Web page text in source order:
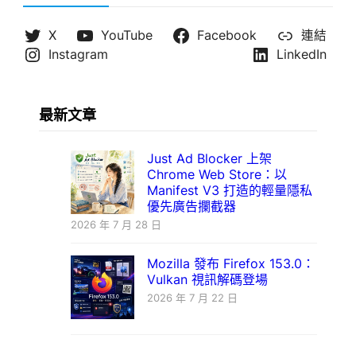
X YouTube Facebook
連結
Instagram
LinkedIn
最新文章
Just Ad Blocker 上架
Chrome Web Store：以
Manifest V3 打造的輕量隱私
優先廣告攔截器
2026 年 7 月 28 日
Mozilla 發布 Firefox 153.0：
Vulkan 視訊解碼登場
2026 年 7 月 22 日